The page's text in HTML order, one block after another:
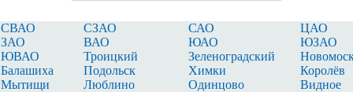
СВАО СЗАО САО
ЦАО
ЗАО
ВАО ЮАО
ЮЗАО
ЮВАО
Троицкий Зеленоградский
Балашиха
Подольск Химки
Королёв
Мытищи
Люблино Одинцово
Видное